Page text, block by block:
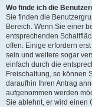
Wo finde ich die
Sie finden die
Bereich. Wenn Sie einer
entsprechenden
offen. Einige erfordern
sein und weitere sogar
einfach durch die
Freischaltung, so können
daraufhin Ihren Antrag
aufgenommen werden
Sie ablehnt, er wird einen